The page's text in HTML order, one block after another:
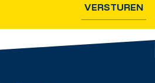
VERSTUREN